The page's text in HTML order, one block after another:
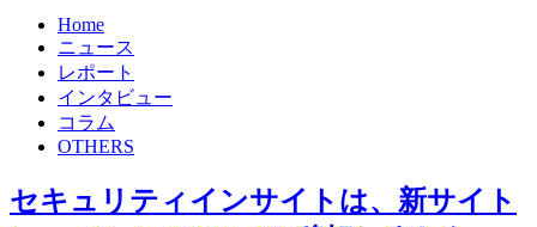
Home
ニュース
レポート
インタビュー
コラム
OTHERS
セキュリティインサイトは、新サイト